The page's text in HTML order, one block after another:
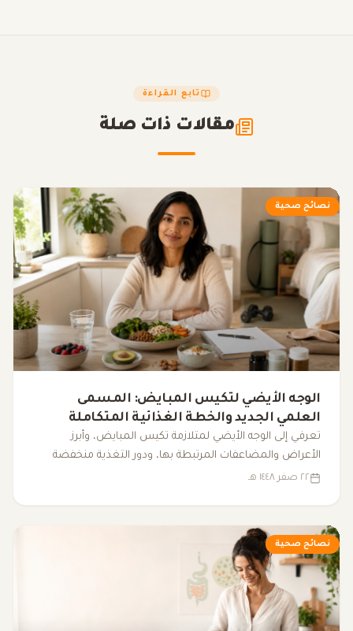
تابع القراءة
مقالات ذات صلة
نصائح صحية
الوجه الأيضي لتكيس المبايض: المسمى
العلمي الجديد والخطة الغذائية المتكاملة
لضبط الهرمونات
تعرفي إلى الوجه الأيضي لمتلازمة تكيس المبايض، وأبرز
الأعراض والمضاعفات المرتبطة بها، ودور التغذية منخفضة
المؤشر الجلايسيمي، والرياضة، والنوم، والمكملات الغذائية في
٢٢ صفر ١٤٤٨ هـ
نصائح صحية